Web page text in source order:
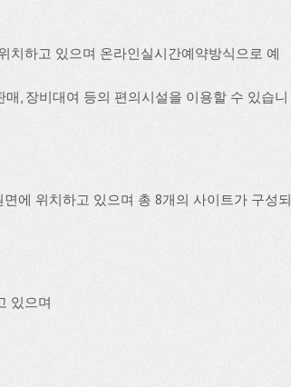
치하고 있으며 온라인실시간예약방식으로 예
, 장비대여 등의 편의시설을 이용할 수 있습니
에 위치하고 있으며 총 8개의 사이트가 구성되
있으며